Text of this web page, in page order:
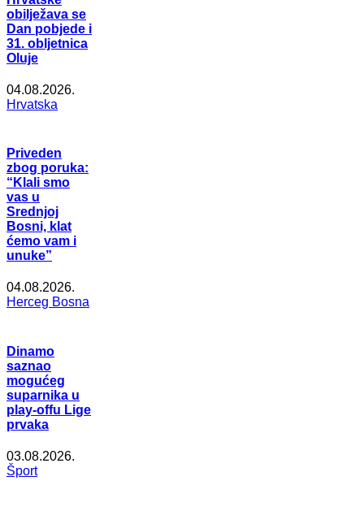
obilježava se
Dan pobjede i
31. obljetnica
Oluje
04.08.2026.
Hrvatska
Priveden
zbog poruka:
“Klali smo
vas u
Srednjoj
Bosni, klat
ćemo vam i
unuke”
04.08.2026.
Herceg Bosna
Dinamo
saznao
mogućeg
suparnika u
play-offu Lige
prvaka
03.08.2026.
Šport